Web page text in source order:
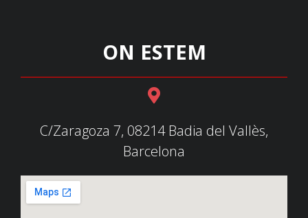
ON ESTEM
C/Zaragoza 7, 08214 Badia del Vallès,
Barcelona